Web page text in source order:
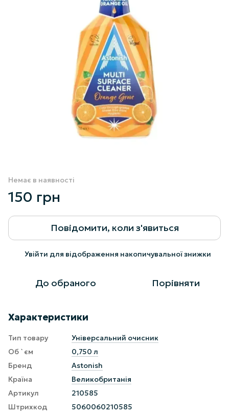
Немає в наявності
150 грн
Повідомити, коли з'явиться
Увійти для відображення накопичувальної знижки
До обраного Порівняти
Характеристики
Тип товару
Універсальний очисник
Об `єм
0,750 л
Бренд
Astonish
Країна
Великобританія
Артикул
210585
Штрихкод
5060060210585